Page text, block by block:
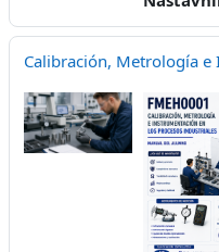
Calibración, Metrología